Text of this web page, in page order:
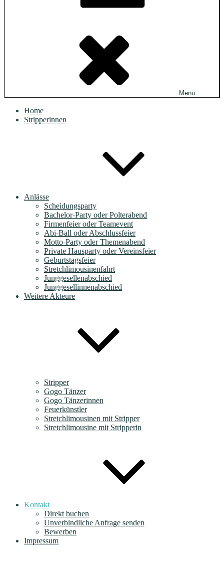
Menü
Home
Stripperinnen
Anlässe
Scheidungsparty
Bachelor-Party oder Polterabend
Firmenfeier oder Teamevent
Abi-Ball oder Abschlussfeier
Motto-Party oder Themenabend
Private Hausparty oder Vereinsfeier
Geburtstagsfeier
Stretchlimousinenfahrt
Junggesellenabschied
Junggesellinnenabschied
Weitere Akteure
Stripper
Gogo Tänzer
Gogo Tänzerinnen
Feuerkünstler
Stretchlimousinen mit Stripper
Stretchlimousine mit Stripperin
Kontakt
Direkt buchen
Unverbindliche Anfrage senden
Bewerben
Impressum